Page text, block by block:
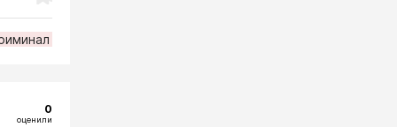
0
оценили